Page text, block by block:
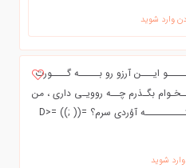
وارد شوید
ایـــن آرزو رو بـــــه گــــورت
بگـذرم چــه روویـی داری ، من
فرامــوش کـنـم بـلاهـــایــــی رو کــــــــــه آوُردی سرم؟ =(( ;)) =D>
شوید